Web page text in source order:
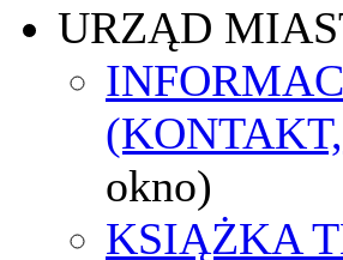
URZĄD
okno)
KSIĄŻKA